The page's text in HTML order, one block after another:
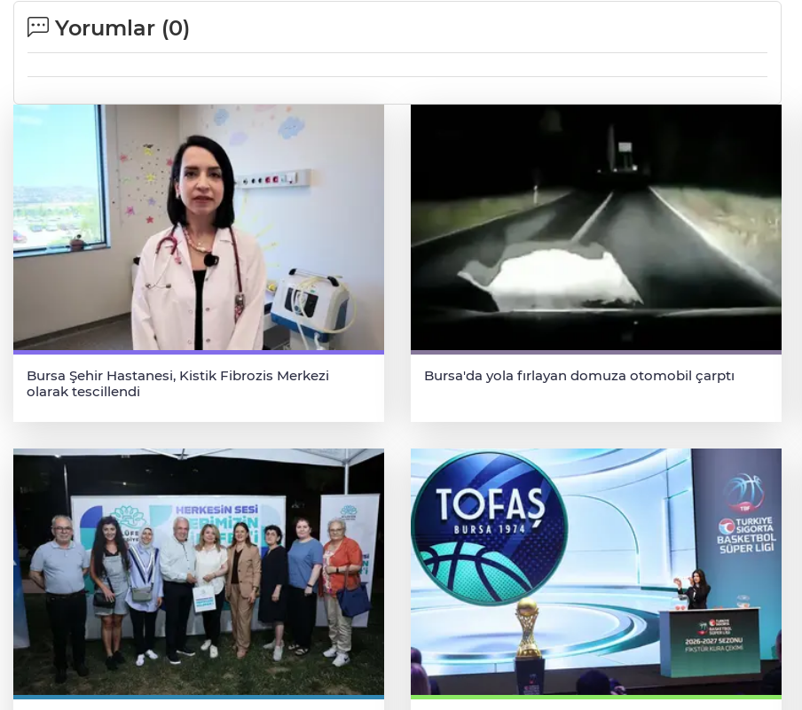
Yorumlar (0)
Bursa Şehir Hastanesi, Kistik Fibrozis Merkezi
olarak tescillendi
Bursa'da yola fırlayan domuza otomobil çarptı